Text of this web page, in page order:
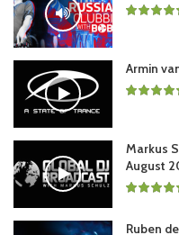
Armin
Markus
August
Ruben